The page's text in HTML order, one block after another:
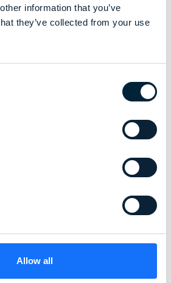
information that you’ve
they’ve collected from your use
Allow all
inzichten delen en anderen
zien" hoe we dingen
en door van elkaar te leren;
ligt in onszelf en vereist